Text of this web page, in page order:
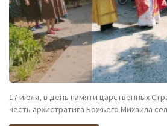
17 июля, в день памяти царственных
честь архистратига Божьего Михаила